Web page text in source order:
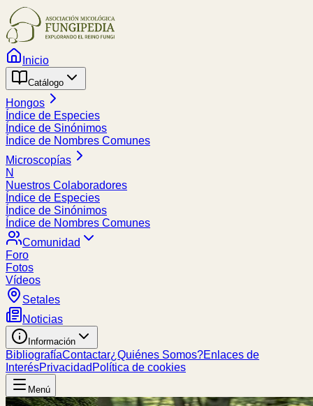
Inicio
Catálogo
Hongos
Índice de Especies
Índice de Sinónimos
Índice de Nombres Comunes
Microscopías
N
Nuestros Colaboradores
Índice de Especies
Índice de Sinónimos
Índice de Nombres Comunes
Comunidad
Foro
Fotos
Vídeos
Setales
Noticias
Información
BibliografíaContactar¿Quiénes Somos?Enlaces de
InterésPrivacidad Política de cookies
Menú